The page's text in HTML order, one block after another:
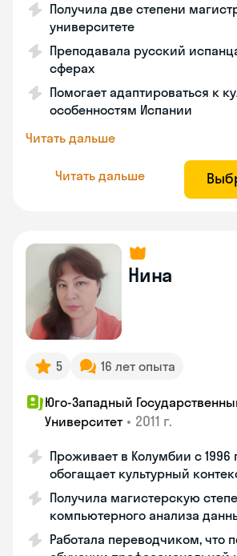
Получила две степени
университете
Преподавала русский
сферах
Помогает адаптироваться к
особенностям Испании
Читать дальше
Читать дальше
Нина
5 16 лет опыта
Юго-Западный
Университет • 2011 г.
Проживает в Колумбии с 1996
обогащает культурный
Получила магистерскую
компьютерного анализа
Работала переводчиком, что